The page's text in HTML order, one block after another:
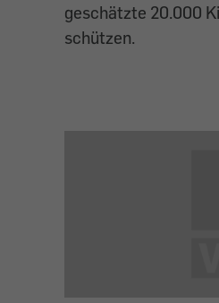
geschätzte 20.000
schützen.